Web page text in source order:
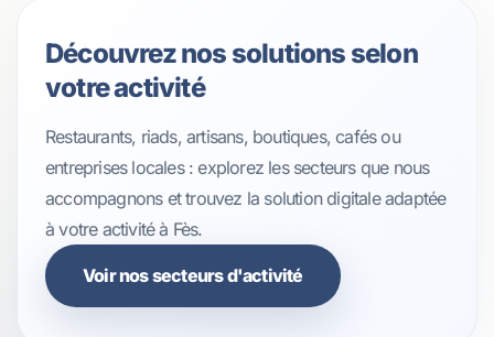
Découvrez nos solutions selon
votre activité
Restaurants, riads, artisans, boutiques, cafés ou
entreprises locales : explorez les secteurs que nous
accompagnons et trouvez la solution digitale adaptée
à votre activité à Fès.
Voir nos secteurs d'activité